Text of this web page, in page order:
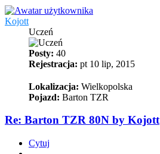
Kojott
Uczeń
Posty: 40
Rejestracja: pt 10 lip, 2015
Lokalizacja: Wielkopolska
Pojazd: Barton TZR
Re: Barton TZR 80N by Kojott
Cytuj